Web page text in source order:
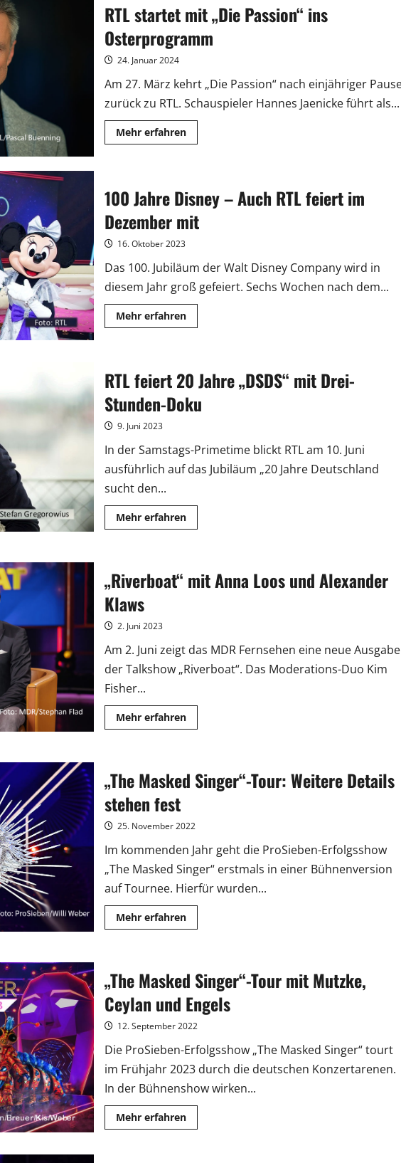
Klaws
raten
„Hast
Du
RTL startet mit „Die Passion“ ins
Osterprogramm
24. Januar 2024
Am 27. März kehrt „Die Passion“ nach einjähriger
zurück zu RTL. Schauspieler Hannes Jaenicke führt als...
Mehr erfahrenMehr
Informationen
„Die
Passion“
ins
Osterprogramm
100 Jahre Disney – Auch RTL feiert im
Dezember mit
16. Oktober 2023
Das 100. Jubiläum der Walt Disney Company wird in
diesem Jahr groß gefeiert. Sechs Wochen nach dem...
Mehr erfahrenMehr
Informationen
–
Auch
RTL
feiert
im
RTL feiert 20 Jahre „DSDS“ mit Drei-
Stunden-Doku
9. Juni 2023
In der Samstags-Primetime blickt RTL am 10. Juni
ausführlich auf das Jubiläum „20 Jahre Deutschland
sucht den...
Mehr erfahrenMehr
Informationen
Jahre
„DSDS“
„Riverboat“ mit Anna Loos und Alexander
Klaws
2. Juni 2023
Am 2. Juni zeigt das MDR Fernsehen eine neue Ausgabe
der Talkshow „Riverboat“. Das Moderations-Duo Kim
Fisher...
Mehr erfahrenMehr
Informationen
Loos
und
Alexander
„The Masked Singer“-Tour: Weitere Details
stehen fest
25. November 2022
Im kommenden Jahr geht die ProSieben-Erfolgsshow
„The Masked Singer“ erstmals in einer Bühnenversion
auf Tournee. Hierfür wurden...
Mehr erfahrenMehr
Informationen
Tour:
Weitere
Details
stehen
fest
„The Masked Singer“-Tour mit Mutzke,
Ceylan und Engels
12. September 2022
Die ProSieben-Erfolgsshow „The Masked Singer“ tourt
im Frühjahr 2023 durch die deutschen Konzertarenen.
In der Bühnenshow wirken...
Mehr erfahrenMehr
Informationen